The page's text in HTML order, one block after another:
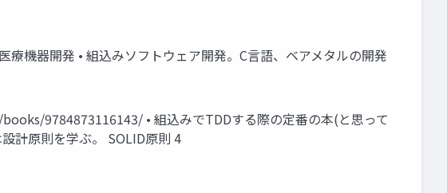
療機器開発 • 組込みソフトウェア開発。C言語、ベアメタルの開発
9784873116143/ • 組込みでTDDする際の定番の本(と思って
計原則を学ぶ。 SOLID原則 4